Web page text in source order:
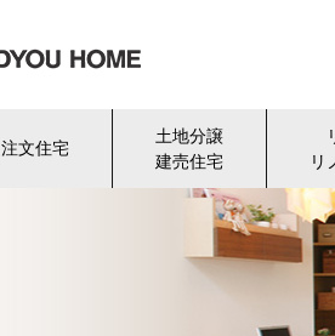
注文住宅
土地分譲
建売住宅
リ